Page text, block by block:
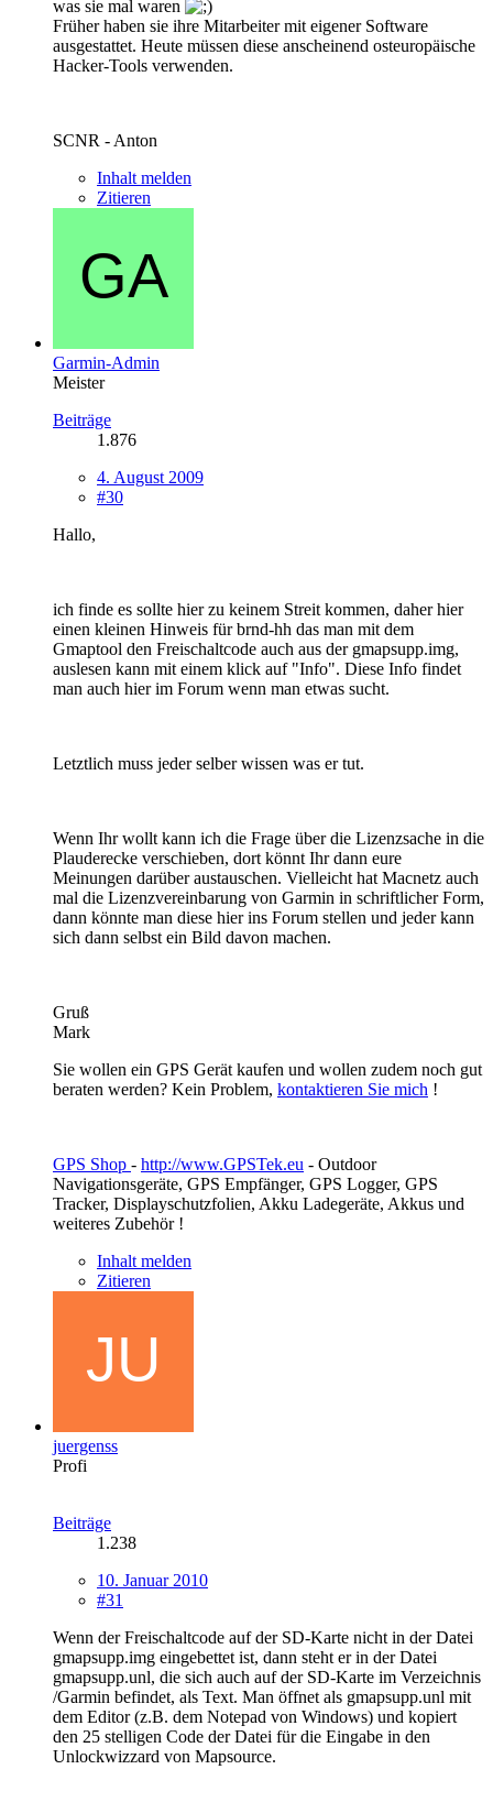
was sie mal waren
Früher haben sie ihre Mitarbeiter mit eigener Software
ausgestattet. Heute müssen diese anscheinend osteuropäische
Hacker-Tools verwenden.
SCNR - Anton
Inhalt melden
Zitieren
Garmin-Admin
Meister
Beiträge
1.876
4. August 2009
#30
Hallo,
ich finde es sollte hier zu keinem Streit kommen, daher hier
einen kleinen Hinweis für brnd-hh das man mit dem
Gmaptool den Freischaltcode auch aus der gmapsupp.img,
auslesen kann mit einem klick auf "Info". Diese Info findet
man auch hier im Forum wenn man etwas sucht.
Letztlich muss jeder selber wissen was er tut.
Wenn Ihr wollt kann ich die Frage über die Lizenzsache in die
Plauderecke verschieben, dort könnt Ihr dann eure
Meinungen darüber austauschen. Vielleicht hat Macnetz auch
mal die Lizenzvereinbarung von Garmin in schriftlicher Form,
dann könnte man diese hier ins Forum stellen und jeder kann
sich dann selbst ein Bild davon machen.
Gruß
Mark
Sie wollen ein GPS Gerät kaufen und wollen zudem noch gut
beraten werden? Kein Problem, kontaktieren Sie mich !
GPS Shop - http://www.GPSTek.eu - Outdoor
Navigationsgeräte, GPS Empfänger, GPS Logger, GPS
Tracker, Displayschutzfolien, Akku Ladegeräte, Akkus und
weiteres Zubehör !
Inhalt melden
Zitieren
juergenss
Profi
Beiträge
1.238
10. Januar 2010
#31
Wenn der Freischaltcode auf der SD-Karte nicht in der Datei
gmapsupp.img eingebettet ist, dann steht er in der Datei
gmapsupp.unl, die sich auch auf der SD-Karte im Verzeichnis
/Garmin befindet, als Text. Man öffnet als gmapsupp.unl mit
dem Editor (z.B. dem Notepad von Windows) und kopiert
den 25 stelligen Code der Datei für die Eingabe in den
Unlockwizzard von Mapsource.